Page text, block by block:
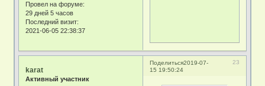
Провел на форуме:
29 дней 5 часов
Последний визит:
2021-06-05 22:38:37
Поделиться 23
2019-07-
15 19:50:24
karat
Активный участник